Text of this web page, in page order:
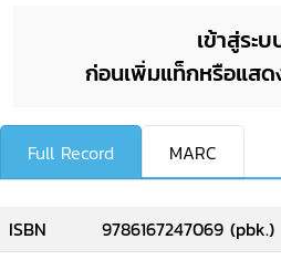
เข้าสู่ระบ
ก่อนเพิ่มแท็กหรือแส
Full Record MARC
ISBN
9786167247069 (pbk.)